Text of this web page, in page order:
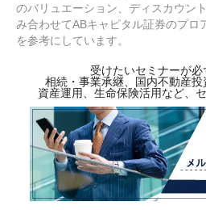
のバリュエーション、ディスカウン
み合わせてABキャピタル証券のプロ
を参考にしています。
受けたいセミナーが必
相続・事業承継、国内不動産投
資産運用、生命保険活用など、